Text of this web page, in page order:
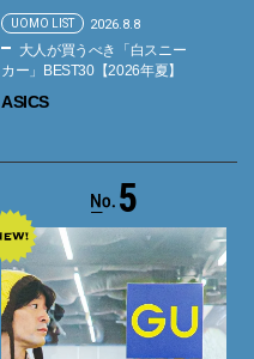
UOMO LIST 2026.8.8
大人が買うべき「白スニー
カー」BEST30【2026年夏】
ASICS
5